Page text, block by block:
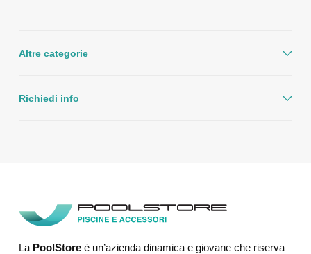
Altre categorie
Richiedi info
La PoolStoreè un’azienda dinamica e giovane che riserva